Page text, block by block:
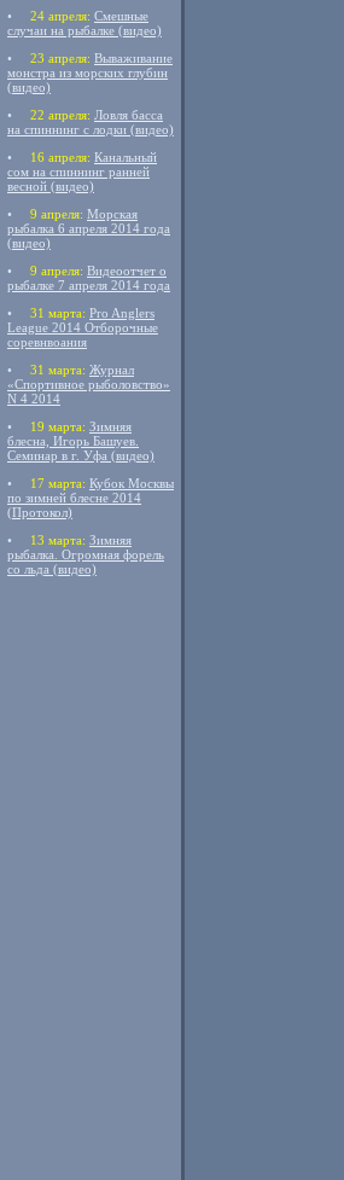
• 24 апреля: Смешные
случаи на рыбалке (видео)
• 23 апреля: Вываживание
монстра из морских глубин
(видео)
• 22 апреля: Ловля басса
на спиннинг с лодки (видео)
• 16 апреля: Канальный
сом на спиннинг ранней
весной (видео)
• 9 апреля: Морская
рыбалка 6 апреля 2014 года
(видео)
• 9 апреля: Видеоотчет о
рыбалке 7 апреля 2014 года
• 31 марта: Pro Anglers
League 2014 Отборочные
соревнвоания
• 31 марта: Журнал
«Спортивное рыболовство»
N 4 2014
• 19 марта: Зимняя
блесна, Игорь Башуев.
Семинар в г. Уфа (видео)
• 17 марта: Кубок Москвы
по зимней блесне 2014
(Протокол)
• 13 марта: Зимняя
рыбалка. Огромная форель
со льда (видео)